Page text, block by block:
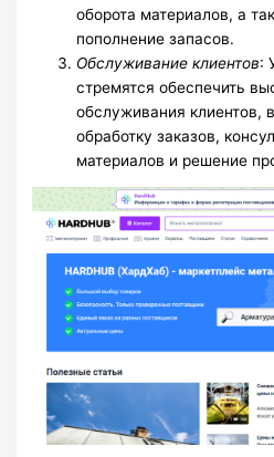
оборота материалов, а
пополнение запасов.
Обслуживание клиентов:
стремятся обеспечить
обслуживания клиентов,
обработку заказов,
материалов и решение